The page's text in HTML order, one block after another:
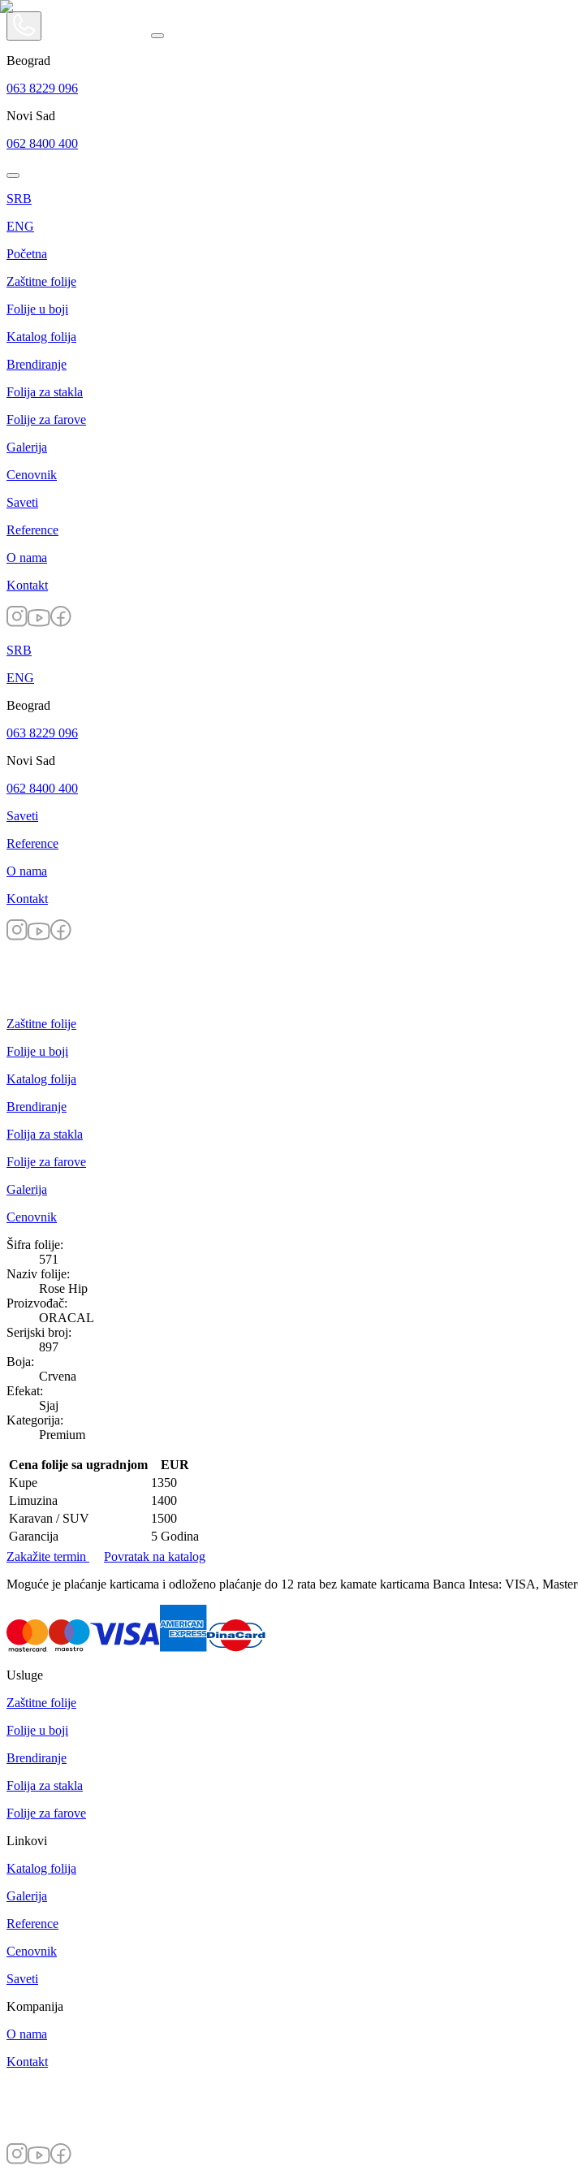
Beograd
063 8229 096
Novi Sad
062 8400 400
SRB
ENG
Početna
Zaštitne folije
Folije u boji
Katalog folija
Brendiranje
Folija za stakla
Folije za farove
Galerija
Cenovnik
Saveti
Reference
O nama
Kontakt
SRB
ENG
Beograd
063 8229 096
Novi Sad
062 8400 400
Saveti
Reference
O nama
Kontakt
Zaštitne folije
Folije u boji
Katalog folija
Brendiranje
Folija za stakla
Folije za farove
Galerija
Cenovnik
Rose Hip
Šifra folije:
571
Naziv folije:
Rose Hip
Proizvođač:
ORACAL
Serijski broj:
897
Boja:
Crvena
Efekat:
Sjaj
Kategorija:
Premium
Cena folije sa ugradnjom
EUR
Kupe
1350
Limuzina
1400
Karavan / SUV
1500
Garancija
5 Godina
Zakažite termin
Povratak na katalog
Moguće je plaćanje karticama i odloženo plaćanje do 12 rata bez kamate karticama Banca Intesa: VISA,
Usluge
Zaštitne folije
Folije u boji
Brendiranje
Folija za stakla
Folije za farove
Linkovi
Katalog folija
Galerija
Reference
Cenovnik
Saveti
Kompanija
O nama
Kontakt